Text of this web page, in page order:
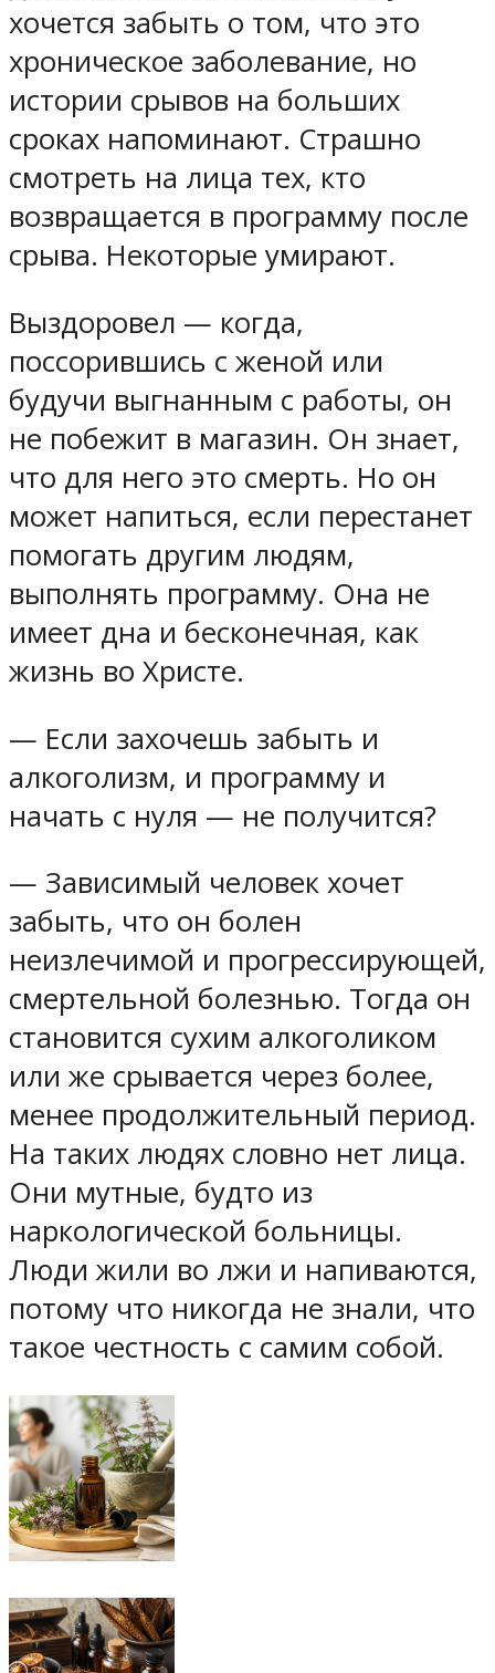
хочется забыть о том, что это
хроническое заболевание, но
истории срывов на больших
сроках напоминают. Страшно
смотреть на лица тех, кто
возвращается в программу после
срыва. Некоторые умирают.
Выздоровел — когда,
поссорившись с женой или
будучи выгнанным с работы, он
не побежит в магазин. Он знает,
что для него это смерть. Но он
может напиться, если перестанет
помогать другим людям,
выполнять программу. Она не
имеет дна и бесконечная, как
жизнь во Христе.
— Если захочешь забыть и
алкоголизм, и программу и
начать с нуля — не получится?
— Зависимый человек хочет
забыть, что он болен
неизлечимой и прогрессирующей,
смертельной болезнью. Тогда он
становится сухим алкоголиком
или же срывается через более,
менее продолжительный период.
На таких людях словно нет лица.
Они мутные, будто из
наркологической больницы.
Люди жили во лжи и напиваются,
потому что никогда не знали, что
такое честность с самим собой.